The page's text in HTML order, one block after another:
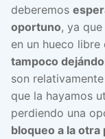
deberemos
oportuno, ya
en un hueco
tampoco
son
que la hayamos
perdiendo una
bloqueo a la otra